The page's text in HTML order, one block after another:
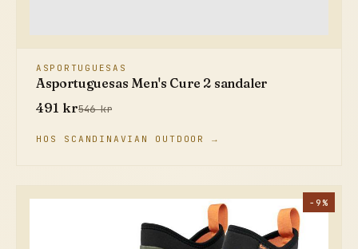
ASPORTUGUESAS
Asportuguesas Men's Cure 2 sandaler
491 kr546 kr
HOS SCANDINAVIAN OUTDOOR →
−9%